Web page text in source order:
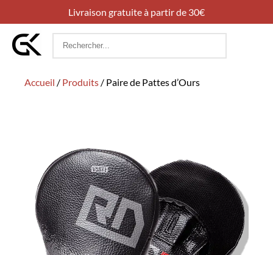
Livraison gratuite à partir de 30€
Rechercher
Accueil / Produits / Paire de Pattes d’Ours